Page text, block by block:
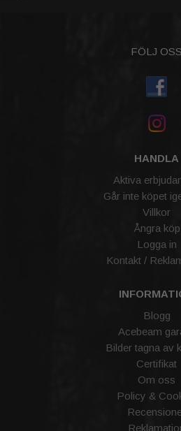
FÖLJ OSS
HANDLA
Aktiva
Går inte köpet
Villkor
Ångra köp
Logga in
Kontakt /
Blogg
Acebeam
Bilder tagna av
Certifikat
Om oss
Policy &